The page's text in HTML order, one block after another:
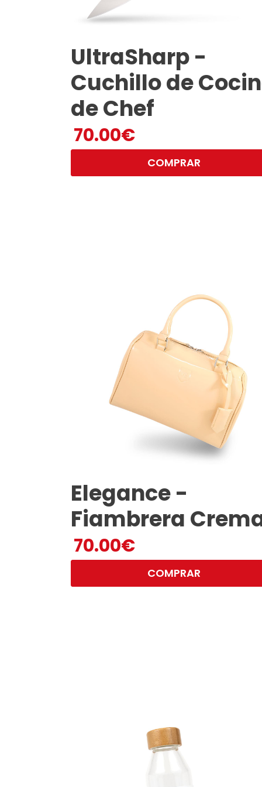
UltraSharp -
Cuchillo de
de Chef
70.00€
COMPRAR
Elegance -
Fiambrera
70.00€
COMPRAR